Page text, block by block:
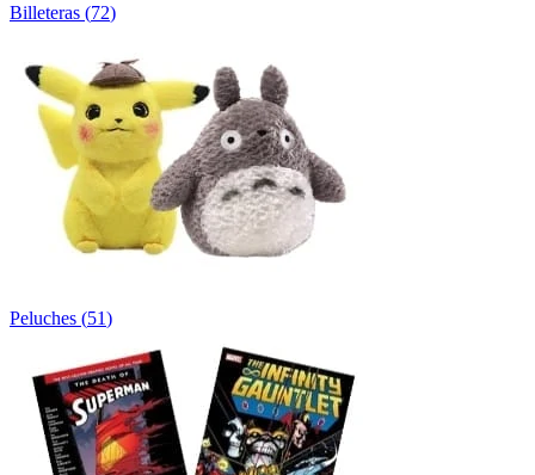
Billeteras (72)
Peluches (51)